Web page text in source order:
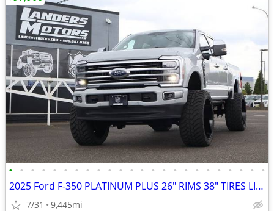
• • • • • • • • • • • • • • • • • • • • • • • •
2025 Ford F-350 PLATINUM PLUS 26" RIMS 38" TIRES LIFTED DIESEL TRUC
7/31 9,445mi